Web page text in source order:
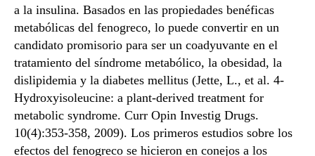
a la insulina. Basados en las propiedades benéficas
metabólicas del fenogreco, lo puede convertir en un
candidato promisorio para ser un coadyuvante en el
tratamiento del síndrome metabólico, la obesidad, la
dislipidemia y la diabetes mellitus (Jette, L., et al. 4-
Hydroxyisoleucine: a plant-derived treatment for
metabolic syndrome. Curr Opin Investig Drugs.
10(4):353-358, 2009). Los primeros estudios sobre los
efectos del fenogreco se hicieron en conejos a los